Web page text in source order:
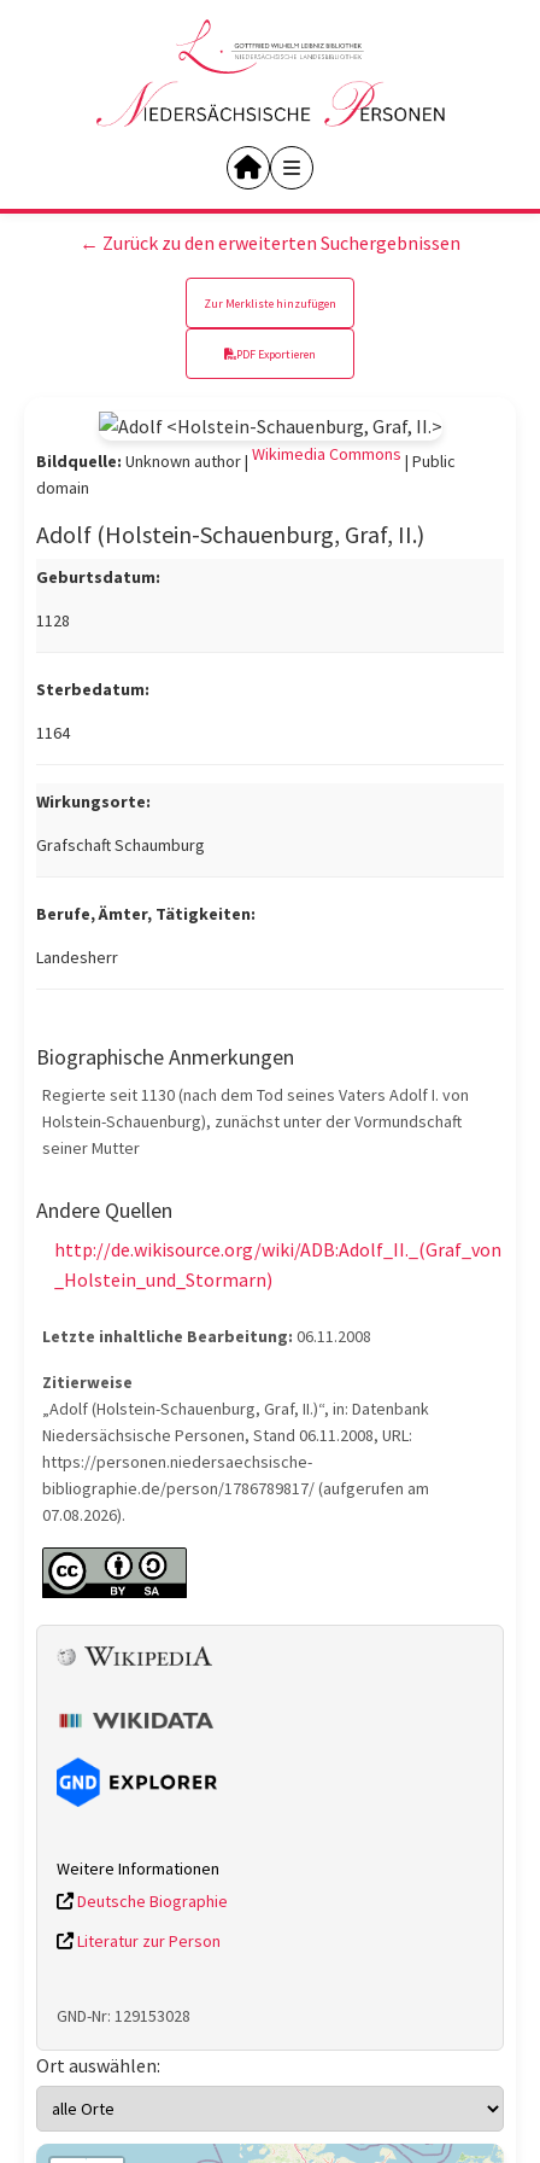
← Zurück zu den erweiterten Suchergebnissen
Zur Merkliste hinzufügen
PDF Exportieren
Adolf (Holstein-Schauenburg, Graf, II.)
Geburtsdatum:
1128
Sterbedatum:
1164
Wirkungsorte:
Grafschaft Schaumburg
Berufe, Ämter, Tätigkeiten:
Landesherr
Biographische Anmerkungen
Regierte seit 1130 (nach dem Tod seines Vaters Adolf I. von
Holstein-Schauenburg), zunächst unter der Vormundschaft
seiner Mutter
Andere Quellen
http://de.wikisource.org/wiki/ADB:Adolf_II._(Graf_von
_Holstein_und_Stormarn)
Letzte inhaltliche Bearbeitung: 06.11.2008
Zitierweise
„Adolf (Holstein-Schauenburg, Graf, II.)“, in: Datenbank
Niedersächsische Personen, Stand 06.11.2008, URL:
https://personen.niedersaechsische-
bibliographie.de/person/1786789817/ (aufgerufen am
07.08.2026).
Bildquelle: Unknown author | Wikimedia Commons | Public
domain
Weitere Informationen
Deutsche Biographie
Literatur zur Person
GND-Nr: 129153028
Ort auswählen: